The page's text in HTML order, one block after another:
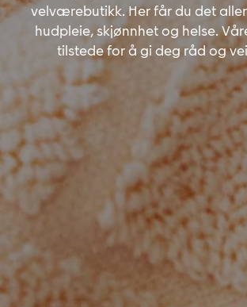
velværebutikk. Her får du det
hudpleie, skjønnhet og helse.
tilstede for å gi deg råd og